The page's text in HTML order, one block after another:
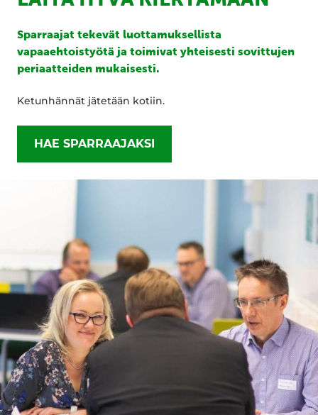
Sparraajat tekevät luottamuksellista
vapaaehtoistyötä ja toimivat yhteisesti sovittujen
periaatteiden mukaisesti.
Ketunhännät jätetään kotiin.
HAE SPARRAAJAKSI